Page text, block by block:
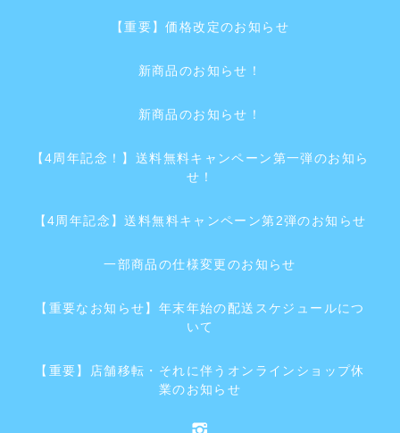
【重要】価格改定のお知らせ
新商品のお知らせ！
新商品のお知らせ！
【4周年記念！】送料無料キャンペーン第一弾のお知ら
せ！
【4周年記念】送料無料キャンペーン第2弾のお知らせ
一部商品の仕様変更のお知らせ
【重要なお知らせ】年末年始の配送スケジュールにつ
いて
【重要】店舗移転・それに伴うオンラインショップ休
業のお知らせ